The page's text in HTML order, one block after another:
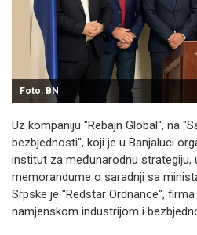
Foto: BN
Uz kompaniju "Rebajn Global", na
bezbjednosti", koji je u Banjaluci
institut za međunarodnu strategiju,
memorandume o saradnji sa
Srpske je "Redstar Ordnance",
namjenskom industrijom i